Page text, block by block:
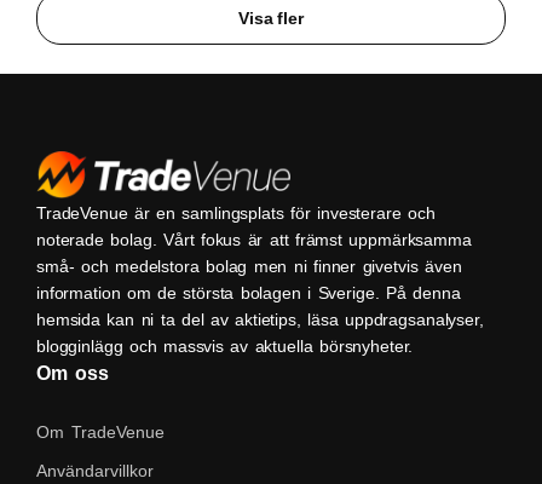
Visa fler
TradeVenue är en samlingsplats för investerare och
noterade bolag. Vårt fokus är att främst uppmärksamma
små- och medelstora bolag men ni finner givetvis även
information om de största bolagen i Sverige. På denna
hemsida kan ni ta del av aktietips, läsa uppdragsanalyser,
blogginlägg och massvis av aktuella börsnyheter.
Om oss
Om TradeVenue
Användarvillkor